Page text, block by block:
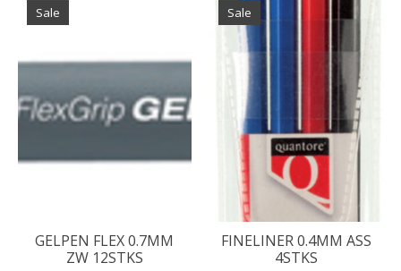
Sale
GELPEN FLEX 0.7MM
ZW 12STKS
Sale
FINELINER 0.4MM ASS
4STKS